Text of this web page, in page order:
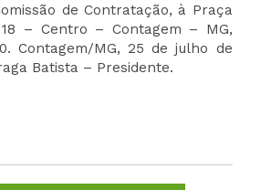
de Contratação, à Praça
– Centro – Contagem – MG,
Contagem/MG, 25 de julho de
Batista – Presidente.